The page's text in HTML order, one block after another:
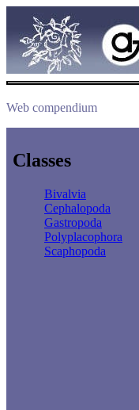
Web compendium
Classes
Bivalvia
Cephalopoda
Gastropoda
Polyplacophora
Scaphopoda